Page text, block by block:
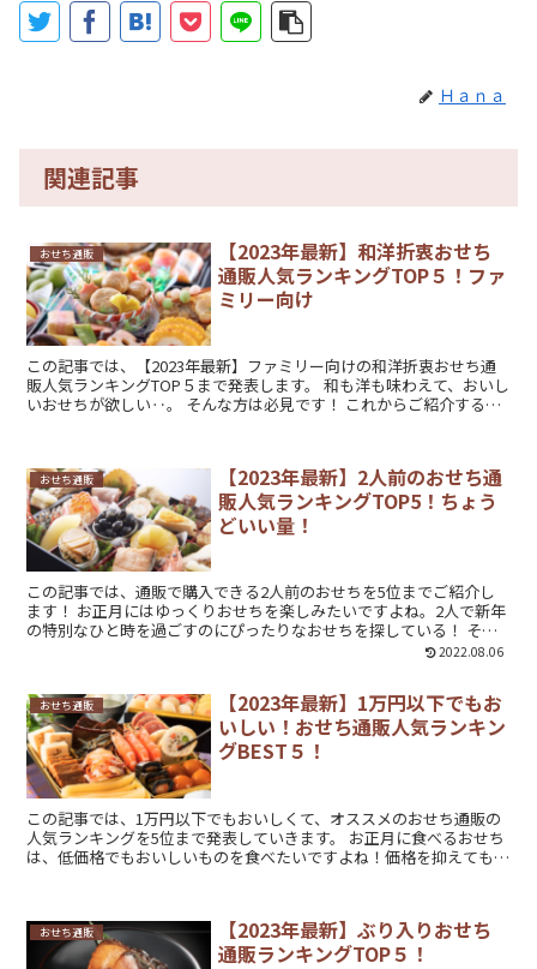
Ｈａｎａ
関連記事
おせち通販
【2023年最新】和洋折衷おせち
通販人気ランキングTOP５！ファ
ミリー向け
この記事では、【2023年最新】ファミリー向けの和洋折衷おせち通
販人気ランキングTOP５まで発表します。 和も洋も味わえて、おいし
いおせちが欲しい‥。 そんな方は必見です！ これからご紹介するお
おせち通販
【2023年最新】2人前のおせち通
販人気ランキングTOP5！ちょう
どいい量！
この記事では、通販で購入できる2人前のおせちを5位までご紹介し
ます！ お正月にはゆっくりおせちを楽しみたいですよね。2人で新年
の特別なひと時を過ごすのにぴったりなおせちを探している！ そん
2022.08.06
おせち通販
【2023年最新】1万円以下でもお
いしい！おせち通販人気ランキン
グBEST５！
この記事では、1万円以下でもおいしくて、オススメのおせち通販の
人気ランキングを5位まで発表していきます。 お正月に食べるおせち
は、低価格でもおいしいものを食べたいですよね！価格を抑えても見
おせち通販
【2023年最新】ぶり入りおせち
通販ランキングTOP５！